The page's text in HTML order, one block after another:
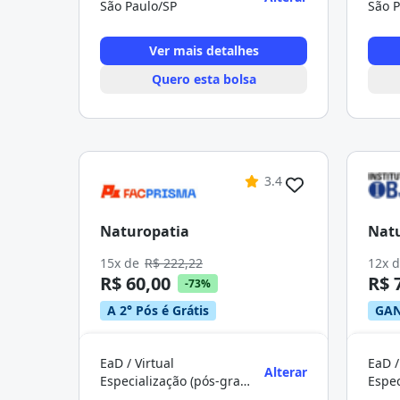
São Paulo/SP
Ver mais detalhes
Quero esta bolsa
São
3.4
Naturopatia
15x de R$ 222,22
R$ 60,00 -73%
A 2° Pós é Grátis
EaD / Virtual
Especialização (pós-graduação)
Alterar
12x
R$
EaD